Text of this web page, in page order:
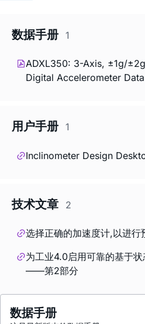
数据手册 1
ADXL350: 3-Axis, ±1g/
Digital Accelerometer
用户手册 1
Inclinometer Design
技术文章 2
选择正确的加速度计,以进行
为工业4.0启用可靠的基于
——第2部分
数据手册